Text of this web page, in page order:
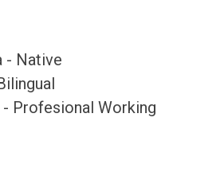
- Native
- Profesional Working